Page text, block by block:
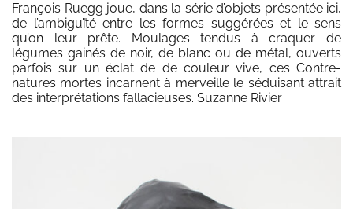
François Ruegg joue, dans la série d’objets présentée ici,
de l’ambiguïté entre les formes suggérées et le sens
qu’on leur prête. Moulages tendus à craquer de
légumes gainés de noir, de blanc ou de métal, ouverts
parfois sur un éclat de de couleur vive, ces Contre-
natures mortes incarnent à merveille le séduisant attrait
des interprétations fallacieuses. Suzanne Rivier